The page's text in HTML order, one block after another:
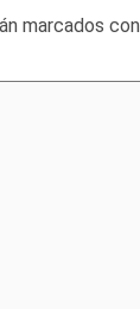
marcados con